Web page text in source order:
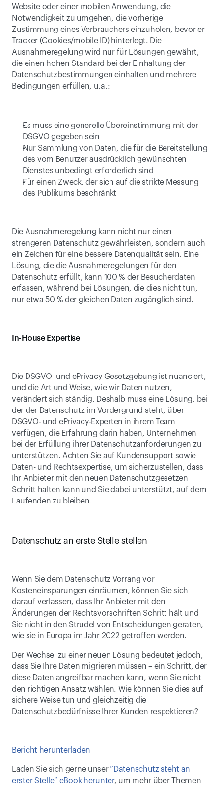
Website oder einer mobilen Anwendung, die
Notwendigkeit zu umgehen, die vorherige
Zustimmung eines Verbrauchers einzuholen, bevor er
Tracker (Cookies/mobile ID) hinterlegt. Die
Ausnahmeregelung wird nur für Lösungen gewährt,
die einen hohen Standard bei der Einhaltung der
Datenschutzbestimmungen einhalten und mehrere
Bedingungen erfüllen, u.a.:
Es muss eine generelle Übereinstimmung mit der
DSGVO gegeben sein
Nur Sammlung von Daten, die für die Bereitstellung
des vom Benutzer ausdrücklich gewünschten
Dienstes unbedingt erforderlich sind
Für einen Zweck, der sich auf die strikte Messung
des Publikums beschränkt
Die Ausnahmeregelung kann nicht nur einen
strengeren Datenschutz gewährleisten, sondern auch
ein Zeichen für eine bessere Datenqualität sein. Eine
Lösung, die die Ausnahmeregelungen für den
Datenschutz erfüllt, kann 100 % der Besucherdaten
erfassen, während bei Lösungen, die dies nicht tun,
nur etwa 50 % der gleichen Daten zugänglich sind.
In-House Expertise
Die DSGVO- und ePrivacy-Gesetzgebung ist nuanciert,
und die Art und Weise, wie wir Daten nutzen,
verändert sich ständig. Deshalb muss eine Lösung, bei
der der Datenschutz im Vordergrund steht, über
DSGVO- und ePrivacy-Experten in ihrem Team
verfügen, die Erfahrung darin haben, Unternehmen
bei der Erfüllung ihrer Datenschutzanforderungen zu
unterstützen. Achten Sie auf Kundensupport sowie
Daten- und Rechtsexpertise, um sicherzustellen, dass
Ihr Anbieter mit den neuen Datenschutzgesetzen
Schritt halten kann und Sie dabei unterstützt, auf dem
Laufenden zu bleiben.
Datenschutz an erste Stelle stellen
Wenn Sie dem Datenschutz Vorrang vor
Kosteneinsparungen einräumen, können Sie sich
darauf verlassen, dass Ihr Anbieter mit den
Änderungen der Rechtsvorschriften Schritt hält und
Sie nicht in den Strudel von Entscheidungen geraten,
wie sie in Europa im Jahr 2022 getroffen werden.
Der Wechsel zu einer neuen Lösung bedeutet jedoch,
dass Sie Ihre Daten migrieren müssen – ein Schritt, der
diese Daten angreifbar machen kann, wenn Sie nicht
den richtigen Ansatz wählen. Wie können Sie dies auf
sichere Weise tun und gleichzeitig die
Datenschutzbedürfnisse Ihrer Kunden respektieren?
Bericht herunterladen
Laden Sie sich gerne unser “Datenschutz steht an
erster Stelle” eBook herunter, um mehr über Themen